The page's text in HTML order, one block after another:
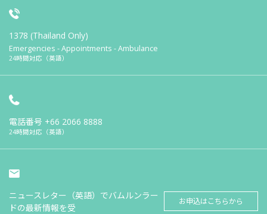
1378 (Thailand Only)
Emergencies - Appointments - Ambulance
24時間対応（英語）
電話番号 +66 2066 8888
24時間対応（英語）
ニュースレター（英語）でバムルンラー
ドの最新情報を受
お申込はこちらから